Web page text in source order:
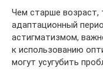
Чем старше возраст,
адаптационный
астигматизмом,
к использованию
могут усугубить